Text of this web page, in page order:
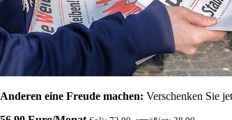
Anderen eine Freude machen: Verschenken Sie